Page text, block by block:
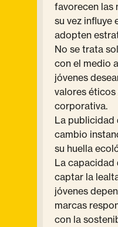
favorecen las
su vez influye
adopten
No se trata
con el medio
jóvenes
valores
corporativa.
La publicidad
cambio
su huella
La capacidad
captar la
jóvenes
marcas
con la